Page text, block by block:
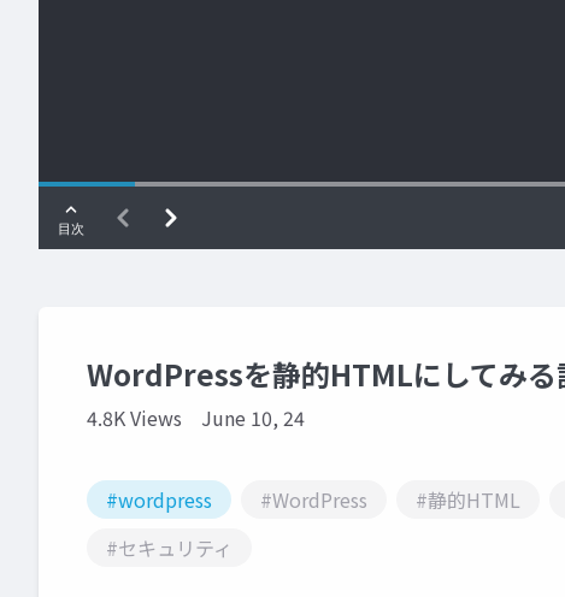
WordPressを静的HTMLにしてみる
4.8K Views June 10, 24
#wordpress #WordPress #静的HTML
#セキュリティ